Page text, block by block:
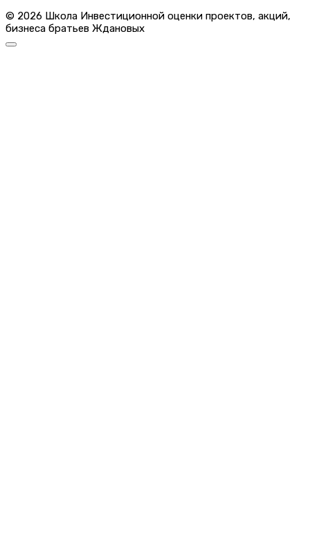
© 2026 Школа Инвестиционной оценки проектов, акций,
бизнеса братьев Ждановых